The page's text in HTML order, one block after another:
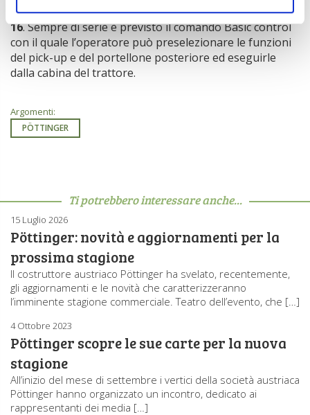
coltellima su richiesta èpossibile montarne fino a
16. Sempre di serie è previsto il comando Basic control
con il quale l’operatore può preselezionare le funzioni
del pick-up e del portellone posteriore ed eseguirle
dalla cabina del trattore.
Argomenti:
PÖTTINGER
Ti potrebbero interessare anche...
15 Luglio 2026
Pöttinger: novità e aggiornamenti per la
prossima stagione
Il costruttore austriaco Pöttinger ha svelato, recentemente,
gli aggiornamenti e le novità che caratterizzeranno
l’imminente stagione commerciale. Teatro dell’evento, che […]
4 Ottobre 2023
Pöttinger scopre le sue carte per la nuova
stagione
All’inizio del mese di settembre i vertici della società austriaca
Pöttinger hanno organizzato un incontro, dedicato ai
rappresentanti dei media […]